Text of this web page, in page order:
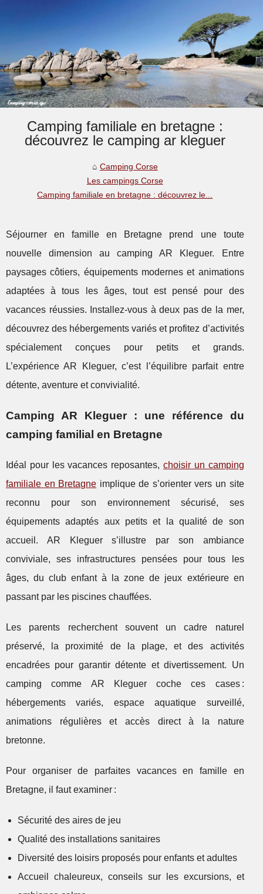
Camping familiale en bretagne :
découvrez le camping ar kleguer
Camping Corse
Les campings Corse
Camping familiale en bretagne : découvrez le...
Séjourner en famille en Bretagne prend une toute
nouvelle dimension au camping AR Kleguer. Entre
paysages côtiers, équipements modernes et animations
adaptées à tous les âges, tout est pensé pour des
vacances réussies. Installez-vous à deux pas de la mer,
découvrez des hébergements variés et profitez d’activités
spécialement conçues pour petits et grands.
L’expérience AR Kleguer, c’est l’équilibre parfait entre
détente, aventure et convivialité.
Camping AR Kleguer : une référence du
camping familial en Bretagne
Idéal pour les vacances reposantes, choisir un camping
familiale en Bretagne implique de s’orienter vers un site
reconnu pour son environnement sécurisé, ses
équipements adaptés aux petits et la qualité de son
accueil. AR Kleguer s’illustre par son ambiance
conviviale, ses infrastructures pensées pour tous les
âges, du club enfant à la zone de jeux extérieure en
passant par les piscines chauffées.
Les parents recherchent souvent un cadre naturel
préservé, la proximité de la plage, et des activités
encadrées pour garantir détente et divertissement. Un
camping comme AR Kleguer coche ces cases :
hébergements variés, espace aquatique surveillé,
animations régulières et accès direct à la nature
bretonne.
Pour organiser de parfaites vacances en famille en
Bretagne, il faut examiner :
Sécurité des aires de jeu
Qualité des installations sanitaires
Diversité des loisirs proposés pour enfants et adultes
Accueil chaleureux, conseils sur les excursions, et